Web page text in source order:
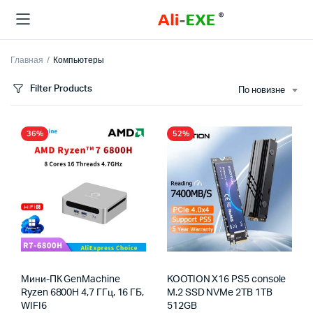
Главная Компьютеры
Filter Products По новизне
36%
Мини-ПК GenMachine
Ryzen 6800H 4,7 ГГц, 16 ГБ,
WIFI6
52%
KOOTION X16 PS5 console
M.2 SSD NVMe 2TB 1TB
512GB